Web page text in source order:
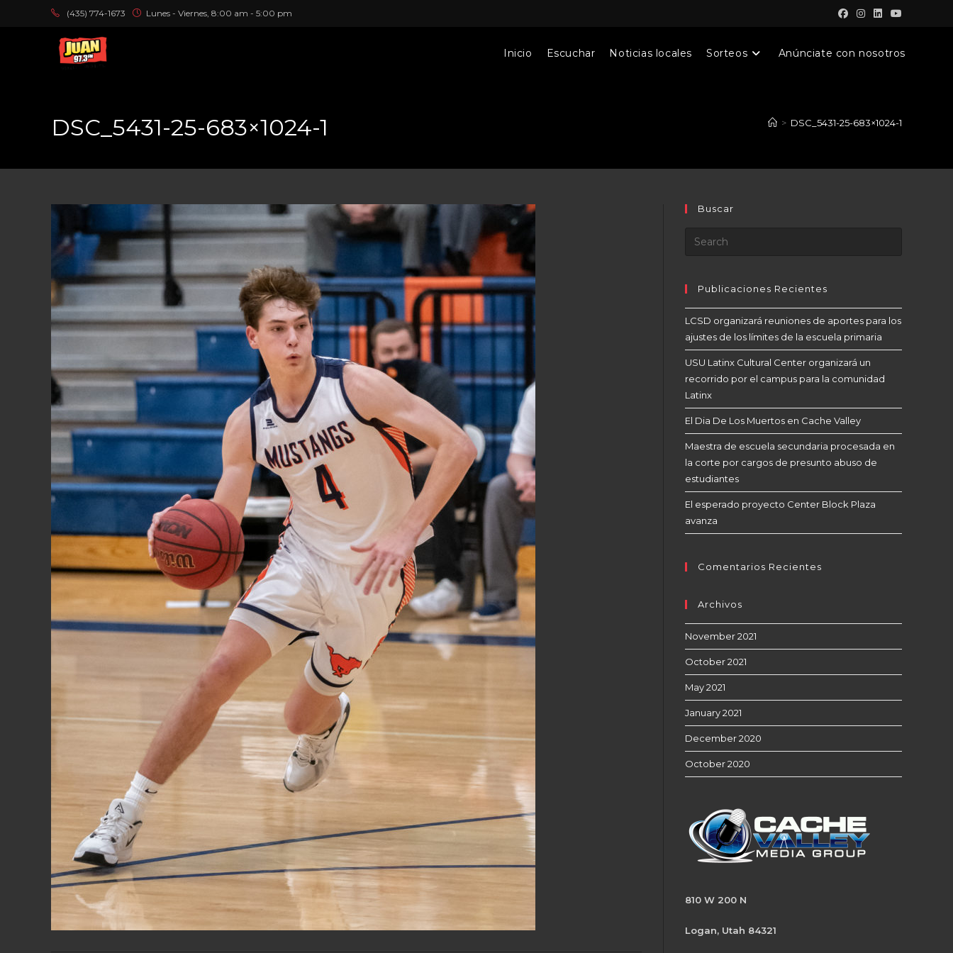
(435) 774-1673 Lunes - Viernes, 8:00 am - 5:00 pm
Inicio Escuchar Noticias locales Sorteos Anúnciate con nosotros
DSC_5431-25-683×1024-1 > DSC_5431-25-683×1024-1
Buscar
Publicaciones Recientes
LCSD organizará reuniones de aportes para los
ajustes de los límites de la escuela primaria
USU Latinx Cultural Center organizará un
recorrido por el campus para la comunidad
Latinx
El Dia De Los Muertos en Cache Valley
Maestra de escuela secundaria procesada en
la corte por cargos de presunto abuso de
estudiantes
El esperado proyecto Center Block Plaza
avanza
Comentarios Recientes
Archivos
November 2021
October 2021
May 2021
January 2021
December 2020
October 2020
810 W 200 N
Logan, Utah 84321